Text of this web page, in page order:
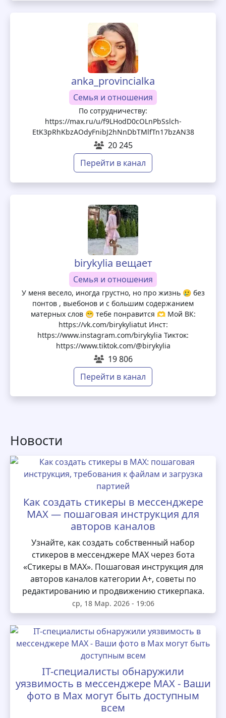
anka_provincialka
Семья и отношения
По сотрудничеству:
https://max.ru/u/f9LHodD0cOLnPbSslch-
EtK3pRhKbzAOdyFnibJ2hNnDbTMlfTn17bzAN38
20 245
Перейти в канал
birykylia вещает
Семья и отношения
У меня весело, иногда грустно, но про жизнь 🥲 без
понтов , выебонов и с большим содержанием
матерных слов 😁 тебе понравится 🫶 Мой ВК:
https://vk.com/birykyliatut Инст:
https://www.instagram.com/birykylia Тикток:
https://www.tiktok.com/@birykylia
19 806
Перейти в канал
Новости
Как создать стикеры в мессенджере
MAX — пошаговая инструкция для
авторов каналов
Узнайте, как создать собственный набор
стикеров в мессенджере MAX через бота
«Стикеры в MAX». Пошаговая инструкция для
авторов каналов категории А+, советы по
редактированию и продвижению стикерпака.
ср, 18 Мар. 2026 - 19:06
IT-специалисты обнаружили
уязвимость в мессенджере MAX - Ваши
фото в Max могут быть доступным
всем